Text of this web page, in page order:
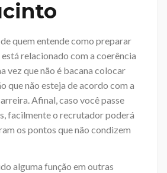
quem entende como preparar
relacionado com a coerência
vez que não é bacana colocar
que não esteja de acordo com a
Afinal, caso você passe
facilmente o recrutador poderá
os pontos que não condizem
alguma função em outras